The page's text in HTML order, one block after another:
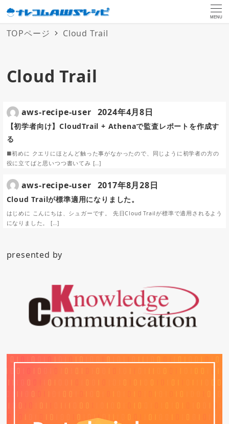
MENU
TOPページ Cloud Trail
Cloud Trail
【初学者向け】CloudTrail + Athenaで監査レポートを作成す
る
■初めに クエリにほとんど触った事がなかったので、同じように初学者の方の
役に立てばと思いつつ書いてみ […]
aws-recipe-user 2024年4月8日
Cloud Trailが標準適用になりました。
はじめに こんにちは、シュガーです。 先日Cloud Trailが標準で適用されるよう
になりました。 […]
aws-recipe-user 2017年8月28日
presented by